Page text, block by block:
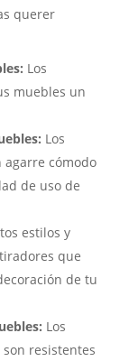
querer
Los
muebles un
Los
cómodo
de uso de
estilos y
que
de tu
Los
resistentes